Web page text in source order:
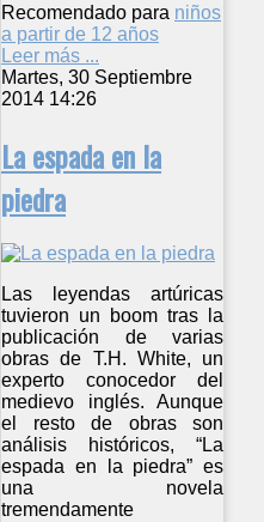
Recomendado para niños
a partir de 12 años
Leer más ...
Martes, 30 Septiembre
2014 14:26
La espada en la
piedra
Las leyendas artúricas
tuvieron un boom tras la
publicación de varias
obras de T.H. White, un
experto conocedor del
medievo inglés. Aunque
el resto de obras son
análisis históricos, “La
espada en la piedra” es
una novela
tremendamente